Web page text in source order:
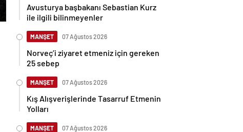
Avusturya başbakanı Sebastian Kurz
ile ilgili bilinmeyenler
MANŞET 07 Ağustos 2026
Norveç’i ziyaret etmeniz için gereken
25 sebep
MANŞET 07 Ağustos 2026
Kış Alışverişlerinde Tasarruf Etmenin
Yolları
MANŞET 07 Ağustos 2026